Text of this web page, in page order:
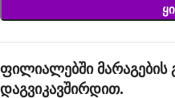
ფილიალებში
დაგვიკავშირდით.